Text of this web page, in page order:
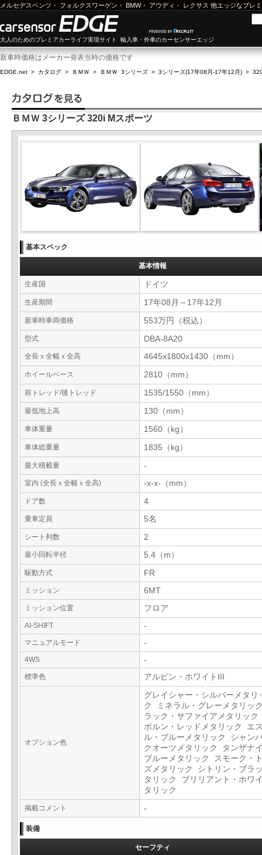
メルセデスベンツ ・ フォルクスワーゲン ・ BMW・ アウディ ・ レクサス 他エッジなプレ
大人のためのプレミアカーライフ実現サイト 輸入車・外車のカーセンサーエッジ
新車時価格はメーカー発表当時の価格です
EDGE.net > カタログ > ＢＭＷ > ＢＭＷ 3シリーズ > 3シリーズ(17年08月-17年12月) >
ＢＭＷ 3シリーズ 320i Mスポーツ
基本スペック
基本情報
生産国 ドイツ
生産期間 17年08月～17年12月
新車時車両価格 553万円（税込）
型式 DBA-8A20
全長ｘ全幅ｘ全高 4645x1800x1430（mm）
ホイールベース 2810（mm）
前トレッド/後トレッド 1535/1550（mm）
最低地上高 130（mm）
車体重量 1560（kg）
車体総重量 1835（kg）
最大積載量 -
室内 (全長ｘ全幅ｘ全高) -x-x-（mm）
ドア数 4
乗車定員 5名
シート列数 2
最小回転半径 5.4（m）
駆動方式 FR
ミッション 6MT
ミッション位置 フロア
AI-SHIFT -
マニュアルモード -
4WS -
標準色 アルピン・ホワイトIII
オプション色
グレイシャー・シルバーメタリ
ク ミネラル・グレーメタリッ
ラック・サファイアメタリッ
ボルン・レッドメタリック エ
ル・ブルーメタリック シャン
クオーツメタリック タンザナ
ブルーメタリック スモーク・
ズメタリック シトリン・ブラ
タリック ブリリアント・ホワ
タリック
掲載コメント -
装備
セーフティ